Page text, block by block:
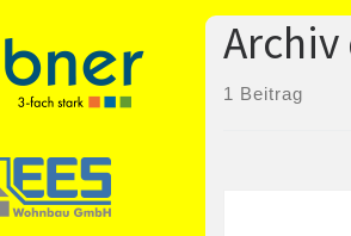
Archiv
1 Beitrag